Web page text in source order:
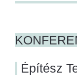
Építész